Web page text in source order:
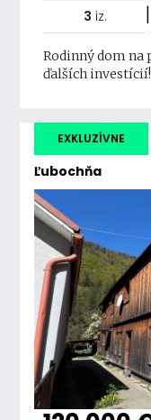
3 iz. |
Rodinný dom na
ďalších investícií!
Ľubochňa
EXKLUZÍVNE